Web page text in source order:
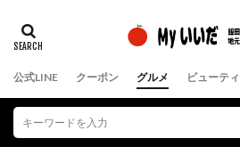
公式LINE クーポン グルメ ビューティ